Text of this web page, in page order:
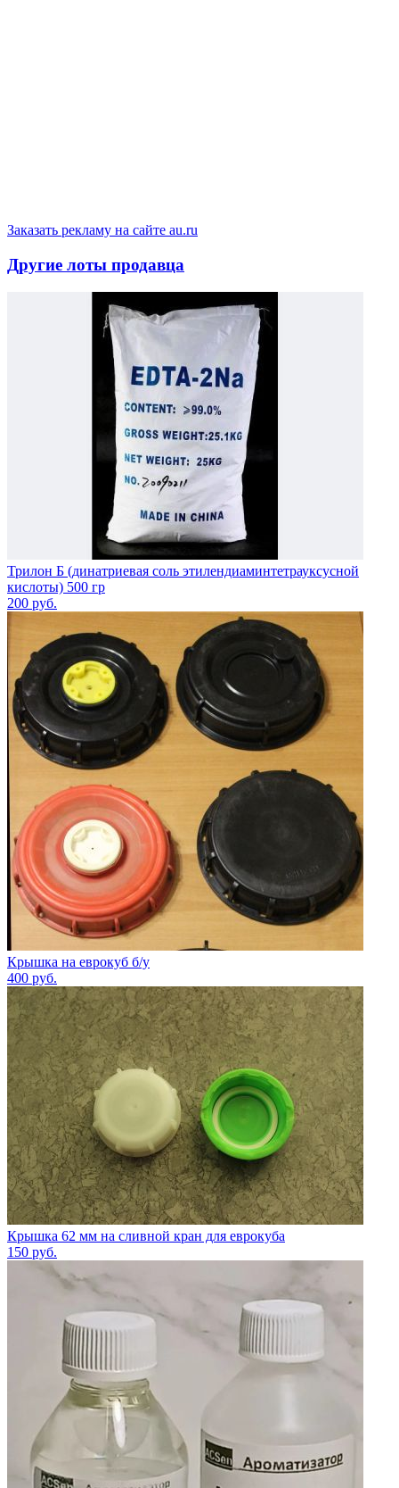
Заказать рекламу на сайте au.ru
Другие лоты продавца
Трилон Б (динатриевая соль этилендиаминтетрауксусной
кислоты) 500 гр
200 руб.
Крышка на еврокуб б/у
400 руб.
Крышка 62 мм на сливной кран для еврокуба
150 руб.